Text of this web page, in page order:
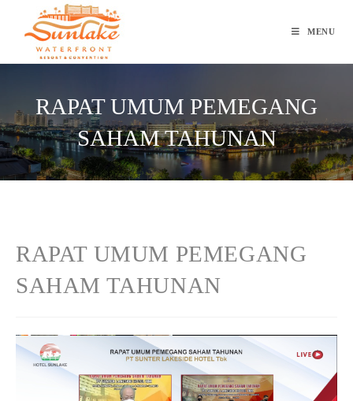
MENU
RAPAT UMUM PEMEGANG
SAHAM TAHUNAN
RAPAT UMUM PEMEGANG
SAHAM TAHUNAN